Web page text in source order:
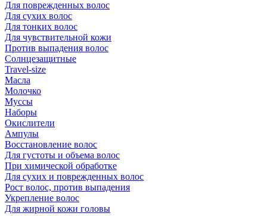
Для поврежденных волос
Для сухих волос
Для тонких волос
Для чувствительной кожи
Против выпадения волос
Солнцезащитные
Travel-size
Масла
Молочко
Муссы
Наборы
Окислители
Ампулы
Восстановление волос
Для густоты и объема волос
При химической обработке
Для сухих и поврежденных волос
Рост волос, против выпадения
Укрепление волос
Для жирной кожи головы